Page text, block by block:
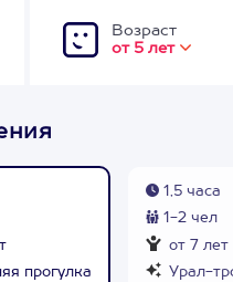
Возраст
от 5 лет
прогулка
1,5 часа
1-2 чел
от 7 лет
Урал-